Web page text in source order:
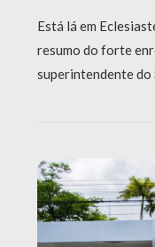
Está lá em
resumo do forte
superintendente do